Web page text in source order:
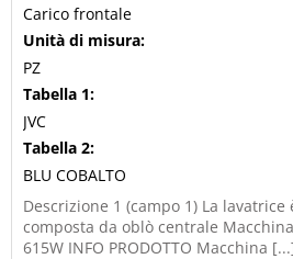
Carico frontale
Unità di misura:
PZ
Tabella 1:
JVC
Tabella 2:
BLU COBALTO
Descrizione 1 (campo 1) La
composta da oblò centrale
615W INFO PRODOTTO Macchina